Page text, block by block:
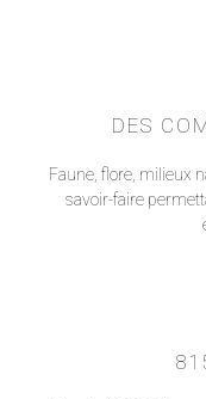
DES
Faune, flore, milieux
savoir-faire